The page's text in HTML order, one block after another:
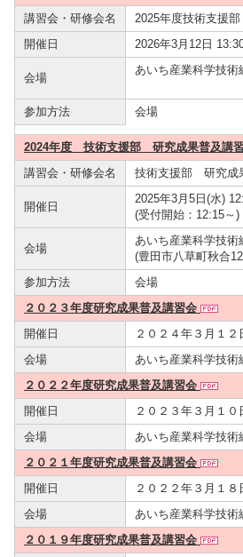
講習会・研修会名
2025年度技術支援
開催日
2026年3月12日
会場
あいち産業科学技
参加方法 会場
2024年度 技術支援部 研究成果普及講
講習会・研修会名
技術支援部 研究成
開催日
2025年3月5日(水)
(受付開始：12:15～)
会場
あいち産業科学技
(豊田市八草町秋合
参加方法
会場
２０２３年度研究成果普及講習会
開催日
２０２４年３月１
会場
あいち産業科学技
２０２２年度研究成果普及講習会
開催日
２０２３年３月１
会場
あいち産業科学技
２０２１年度研究成果普及講習会
開催日
２０２２年３月１
会場
あいち産業科学技
２０１９年度研究成果普及講習会